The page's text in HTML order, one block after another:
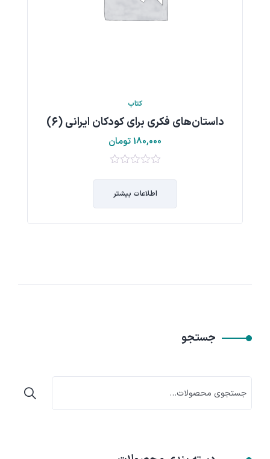
کتاب
داستان‌های فکری برای کودکان ایرانی (6)
180,000تومان
5اطلاعات بیشتر
جستجو